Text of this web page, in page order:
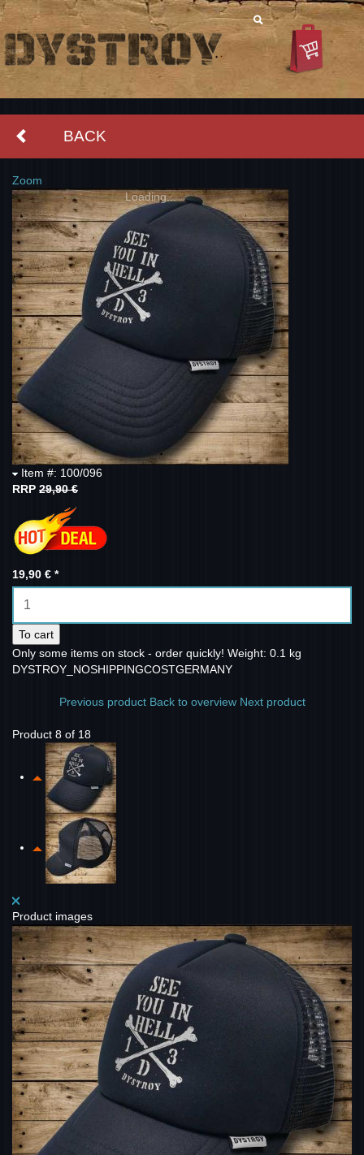
BACK
Zoom
Loading...
Item #: 100/096
RRP 29,90 €
19,90 € *
To cart
Only some items on stock - order quickly! Weight: 0.1 kg
DYSTROY_NOSHIPPINGCOSTGERMANY
Previous product Back to overview Next product
Product 8 of 18
Product images